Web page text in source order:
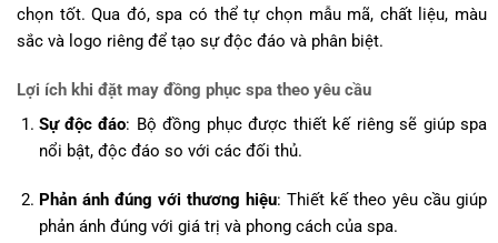
chọn tốt. Qua đó, spa có thể tự chọn mẫu mã, chất liệu, màu
sắc và logo riêng để tạo sự độc đáo và phân biệt.
Lợi ích khi đặt may đồng phục spa theo yêu cầu
Sự độc đáo: Bộ đồng phục được thiết kế riêng sẽ giúp spa
nổi bật, độc đáo so với các đối thủ.
Phản ánh đúng với thương hiệu: Thiết kế theo yêu cầu giúp
phản ánh đúng với giá trị và phong cách của spa.